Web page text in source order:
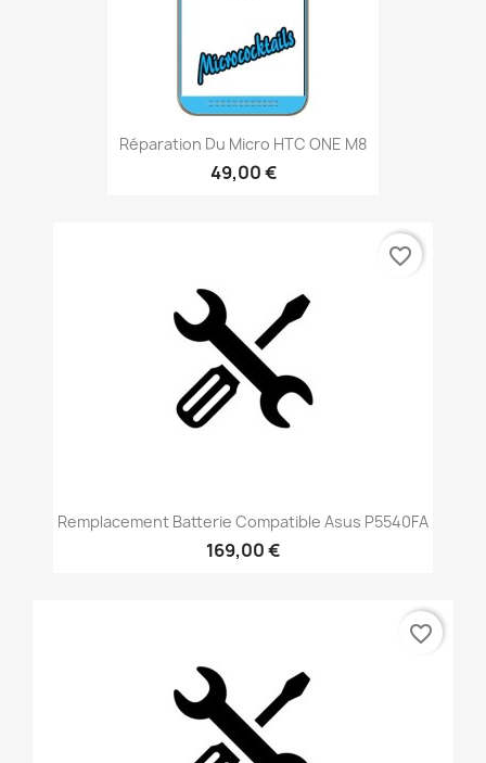
Réparation Du Micro HTC ONE M8
49,00 €
Remplacement Batterie Compatible Asus P5540FA
169,00 €
favorite_border
favorite_border